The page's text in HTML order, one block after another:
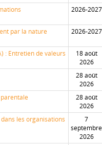
2026-2027
par la nature
2026-2027
: Entretien de valeurs
18 août
2026
28 août
2026
28 août
2026
les organisations
7
septembre
2026